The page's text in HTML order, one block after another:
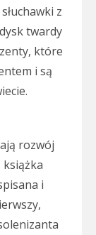
z
twardy
które
i są
rozwój
i